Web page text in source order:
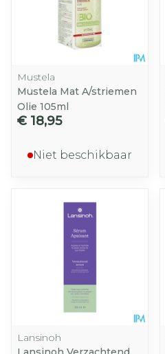
Mustela
Mustela Mat A/striemen
Olie 105ml
€ 18,95
Niet beschikbaar
Lansinoh